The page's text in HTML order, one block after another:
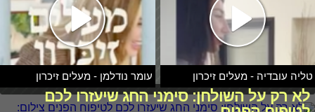
טליה עובדיה - מעלים זיכרון עומר נודלמן - מעלים זיכרון
לא רק על השולחן: סימני החג שיעזרו לכם